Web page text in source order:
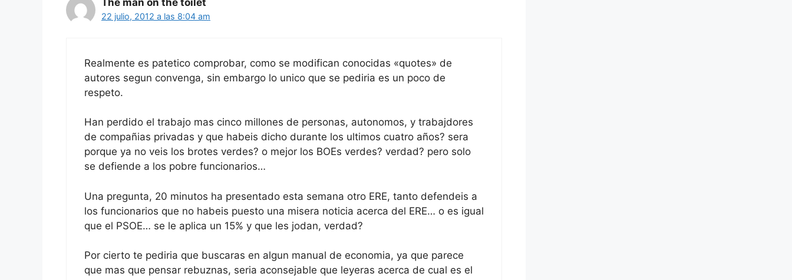
The man on the toilet
22 julio, 2012 a las 8:04 am
Realmente es patetico comprobar, como se modifican conocidas «quotes» de
autores segun convenga, sin embargo lo unico que se pediria es un poco de
respeto.
Han perdido el trabajo mas cinco millones de personas, autonomos, y trabajdores
de compañias privadas y que habeis dicho durante los ultimos cuatro años? sera
porque ya no veis los brotes verdes? o mejor los BOEs verdes? verdad? pero solo
se defiende a los pobre funcionarios…
Una pregunta, 20 minutos ha presentado esta semana otro ERE, tanto defendeis a
los funcionarios que no habeis puesto una misera noticia acerca del ERE… o es igual
que el PSOE… se le aplica un 15% y que les jodan, verdad?
Por cierto te pediria que buscaras en algun manual de economia, ya que parece
que mas que pensar rebuznas, seria aconsejable que leyeras acerca de cual es el